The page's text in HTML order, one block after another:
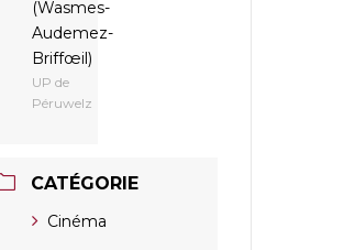
(Wasmes-
Audemez-
Briffœil)
UP de
Péruwelz
CATÉGORIE
Cinéma